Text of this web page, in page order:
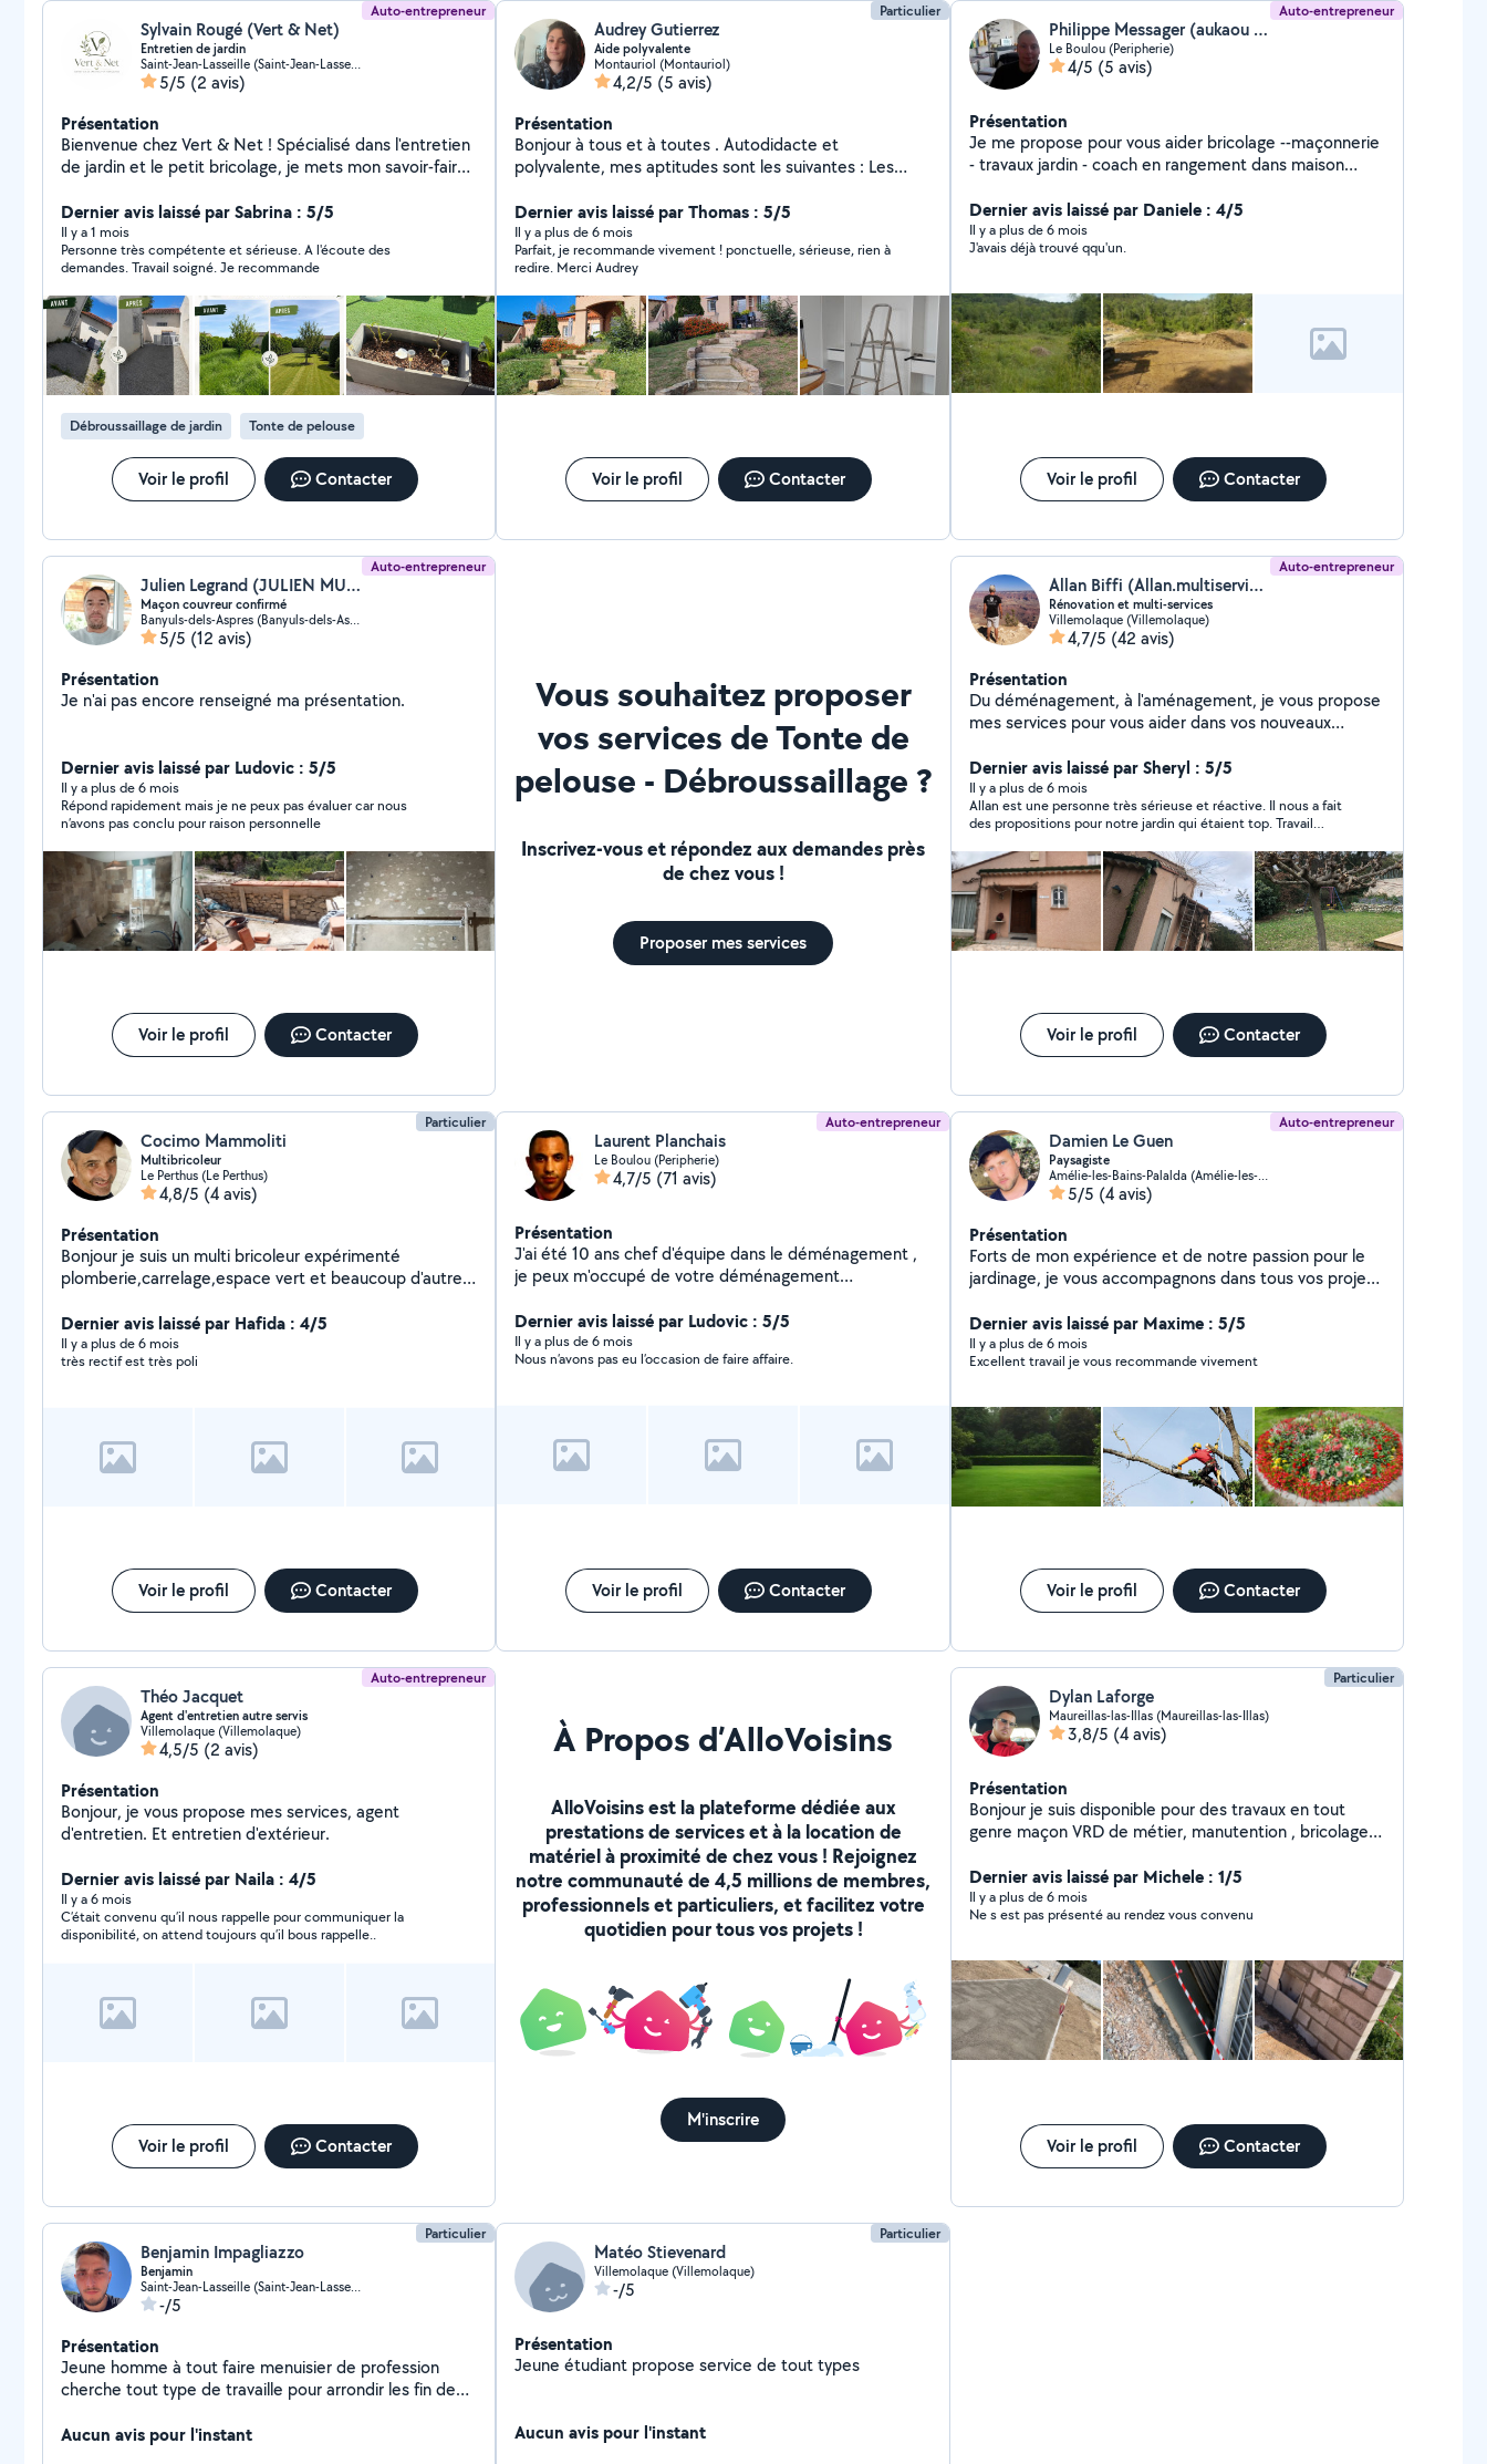
Auto-entrepreneur
Sylvain Rougé (Vert & Net)
Entretien de jardin
Saint-Jean-Lasseille (Saint-Jean-Lasseille)
5/5 (2 avis)
Présentation
Bienvenue chez Vert & Net ! Spécialisé dans l'entretien
de jardin et le petit bricolage, je mets mon savoir-faire
un intérieur fonctionnel. Fort de 3 ans d'expérience, je
suis basé à Saint-Jean-Lasseille et je me déplace avec
plaisir dans un large rayon de 30 km aux alentours. Mes
domaines d'expertise : Entretien de jardin : Tonte de
pelouse, taille de haies et d'arbustes, désherbage,
débroussaillage, nettoyage de massifs et évacuation
de vos déchets verts. Petit bricolage : Montage de
meubles, fixation d'étagères, tringles ou cadres, petites
réparations et aide pour tous vos petits travaux de la
maison.
Dernier avis laissé par Sabrina : 5/5
Il y a 1 mois
Personne très compétente et sérieuse. A l'écoute des
demandes. Travail soigné. Je recommande
Débroussaillage de jardin Tonte de pelouse
Voir le profil Contacter
Particulier
Audrey Gutierrez
Aide polyvalente
Montauriol (Montauriol)
4,2/5 (5 avis)
Présentation
Bonjour à tous et à toutes . Autodidacte et
polyvalente, mes aptitudes sont les suivantes : Les
peinture, petite plomberie, montage de meubles,
suspensions.... Espaces vert : Débroussaillage, petit
élagage ou abattage d'arbre , tonte et taille . J'ai à ma
disposition un camion benne , me permettant
dévacuer ( gravats, déchets verts, meubles destinés à
la déchetterie). Possibilités de ménage chez les
particuliers. Je travaille souvent avec mon binôme pour
plus d'efficacité. Cordialement.
Dernier avis laissé par Thomas : 5/5
Il y a plus de 6 mois
Parfait, je recommande vivement ! ponctuelle, sérieuse, rien à
redire. Merci Audrey
Voir le profil Contacter
Auto-entrepreneur
Philippe Messager (aukaou loc)
Le Boulou (Peripherie)
4/5 (5 avis)
Présentation
Je me propose pour vous aider bricolage --maçonnerie
- travaux jardin - coach en rangement dans maison
outillage
Dernier avis laissé par Daniele : 4/5
Il y a plus de 6 mois
J'avais déjà trouvé qqu'un.
Voir le profil Contacter
Auto-entrepreneur
Julien Legrand (JULIEN MULTISERVICES)
Maçon couvreur confirmé
Banyuls-dels-Aspres (Banyuls-dels-Aspres)
5/5 (12 avis)
Présentation
Je n'ai pas encore renseigné ma présentation.
Dernier avis laissé par Ludovic : 5/5
Il y a plus de 6 mois
Répond rapidement mais je ne peux pas évaluer car nous
n’avons pas conclu pour raison personnelle
Voir le profil Contacter
Vous souhaitez proposer
vos services de Tonte de
pelouse - Débroussaillage ?
Inscrivez-vous et répondez aux demandes près
de chez vous !
Proposer mes services
Auto-entrepreneur
Allan Biffi (Allan.multiservices66)
Rénovation et multi-services
Villemolaque (Villemolaque)
4,7/5 (42 avis)
Présentation
Du déménagement, à l'aménagement, je vous propose
mes services pour vous aider dans vos nouveaux
ébénisterie ainsi que dans l'agencement et la pose de
cuisine, et tout mobilier en kit. Dans la rénovation, je
touche à ces corps de métiers : électricité, plomberie,
isolation , placo, carrelage, peinture, mur de pierres,
montage et pose de meubles , bardage extérieur , etc.
Je ne fais pas de grosse maçonnerie (quand je ne
maîtrise pas quelque chose je préfère le dire)..
N'hésitez pas à me contacter pour toutes demandes,
j'y répondrai avec plaisir. DEVIS GRATUIT A très vite !
Dernier avis laissé par Sheryl : 5/5
Il y a plus de 6 mois
Allan est une personne très sérieuse et réactive. Il nous a fait
des propositions pour notre jardin qui étaient top. Travail
et nous le recommandons sans hésiter!!!
Voir le profil Contacter
Particulier
Cocimo Mammoliti
Multibricoleur
Le Perthus (Le Perthus)
4,8/5 (4 avis)
Présentation
Bonjour je suis un multi bricoleur expérimenté
plomberie,carrelage,espace vert et beaucoup d'autres
Dernier avis laissé par Hafida : 4/5
Il y a plus de 6 mois
très rectif est très poli
Voir le profil Contacter
Auto-entrepreneur
Laurent Planchais
Le Boulou (Peripherie)
4,7/5 (71 avis)
Présentation
J'ai été 10 ans chef d'équipe dans le déménagement ,
je peux m'occupé de votre déménagement
.10 ans chef d'équipe dans le btp . Je peux aussi
m'occuper de votre jardin : passé la tondeuse,
débroussailler , nettoyer et faire vos haies mais aussi
sera être apprécié . (ma femme est de nouveau
disponible tout aussi efficace sérieuses elle peut faire
Dernier avis laissé par Ludovic : 5/5
Il y a plus de 6 mois
Nous n’avons pas eu l’occasion de faire affaire.
Voir le profil Contacter
Auto-entrepreneur
Damien Le Guen
Paysagiste
Amélie-les-Bains-Palalda (Amélie-les-Bains-Palalda)
5/5 (4 avis)
Présentation
Forts de mon expérience et de notre passion pour le
jardinage, je vous accompagnons dans tous vos projets,
parcs paysagers. Spécialisés dans la conception et la
rénovation de jardins, j'ai toujours à cœur de m'adapter
à vos besoins et préférences pour créer des espaces
traditionnel, moderne, méditerranéen ou minéral, je
travaillerais avec vous pour imaginer et réaliser un
espace qui vous ressemble. Mon objectif : transformer
vos envies en réalité tout en respectant les contraintes
environnementales et esthétiques de votre terrain. DL
Dernier avis laissé par Maxime : 5/5
Il y a plus de 6 mois
Excellent travail je vous recommande vivement
Voir le profil Contacter
Auto-entrepreneur
Théo Jacquet
Agent d'entretien autre servis
Villemolaque (Villemolaque)
4,5/5 (2 avis)
Présentation
Bonjour, je vous propose mes services, agent
d'entretien. Et entretien d'extérieur.
Dernier avis laissé par Naila : 4/5
Il y a 6 mois
C’était convenu qu’il nous rappelle pour communiquer la
disponibilité, on attend toujours qu’il bous rappelle..
Voir le profil Contacter
À Propos d’AlloVoisins
AlloVoisins est la plateforme dédiée aux
prestations de services et à la location de
matériel à proximité de chez vous ! Rejoignez
notre communauté de 4,5 millions de membres,
professionnels et particuliers, et facilitez votre
quotidien pour tous vos projets !
M'inscrire
Particulier
Dylan Laforge
Maureillas-las-Illas (Maureillas-las-Illas)
3,8/5 (4 avis)
Présentation
Bonjour je suis disponible pour des travaux en tout
genre maçon VRD de métier, manutention , bricolage ,
Dernier avis laissé par Michele : 1/5
Il y a plus de 6 mois
Ne s est pas présenté au rendez vous convenu
Voir le profil Contacter
Particulier
Benjamin Impagliazzo
Benjamin
Saint-Jean-Lasseille (Saint-Jean-Lasseille)
-/5
Présentation
Jeune homme à tout faire menuisier de profession
cherche tout type de travaille pour arrondir les fin de
Aucun avis pour l'instant
Particulier
Matéo Stievenard
Villemolaque (Villemolaque)
-/5
Présentation
Jeune étudiant propose service de tout types
Aucun avis pour l'instant